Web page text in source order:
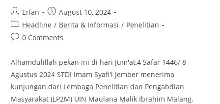
Post
author:
Erlan
Post
published:
August 10, 2024
Post
category:
Headline / Berita & Informasi / Penelitian
Post0 Comments
Alhamdulillah pekan ini di hari Jum'at,4 Safar 1446/ 8
Agustus 2024 STDI Imam Syafi'i Jember menerima
kunjungan dari Lembaga Penelitian dan Pengabdian
Masyarakat (LP2M) UIN Maulana Malik Ibrahim Malang.